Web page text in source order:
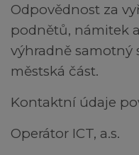
Odpovědnost za
podnětů, námitek
výhradně samotný
městská část.
Kontaktní údaje
Operátor ICT, a.s.